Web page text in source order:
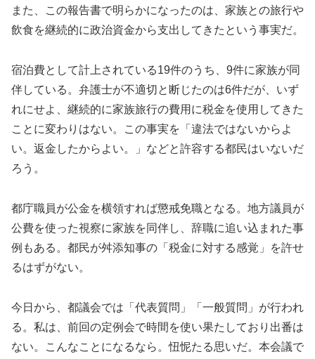
また、この報告書で明らかになったのは、家族との旅行や
飲食を継続的に政治資金から支出してきたという事実だ。
宿泊費として計上されている19件のうち、9件に家族が同
伴している。弁護士が不適切と断じたのは6件だが、いず
れにせよ、継続的に家族旅行の費用に税金を使用してきた
ことに変わりはない。この事実を「違法ではないからよ
い。返金したからよい。」などと許容する都民はいないだ
ろう。
都庁職員が公金を横領すれば懲戒免職となる。地方議員が
公費を使った視察に家族を同伴し、辞職に追い込まれた事
例もある。都民が舛添知事の「税金に対する感覚」を許せ
るはずがない。
今日から、都議会では「代表質問」「一般質問」が行われ
る。私は、前回の定例会で時間を使い果たしており出番は
ない。こんなことになるなら。忸怩たる思いだ。本会議で